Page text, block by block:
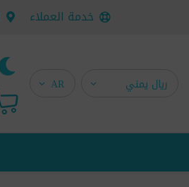
خدمة العملاء